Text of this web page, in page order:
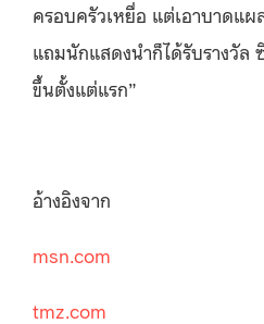
ครอบครัวเหยื่อ แต่เอาบาดแผ
แถมนักแสดงนำก็ได้รับรางวัล
ขึ้นตั้งแต่แรก”
อ้างอิงจาก
msn.com
tmz.com